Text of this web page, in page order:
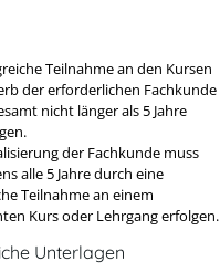
Teilnahme an den Kursen
der erforderlichen Fachkunde
nicht länger als 5 Jahre
der Fachkunde muss
alle 5 Jahre durch eine
Teilnahme an einem
Kurs oder Lehrgang erfolgen.
Unterlagen